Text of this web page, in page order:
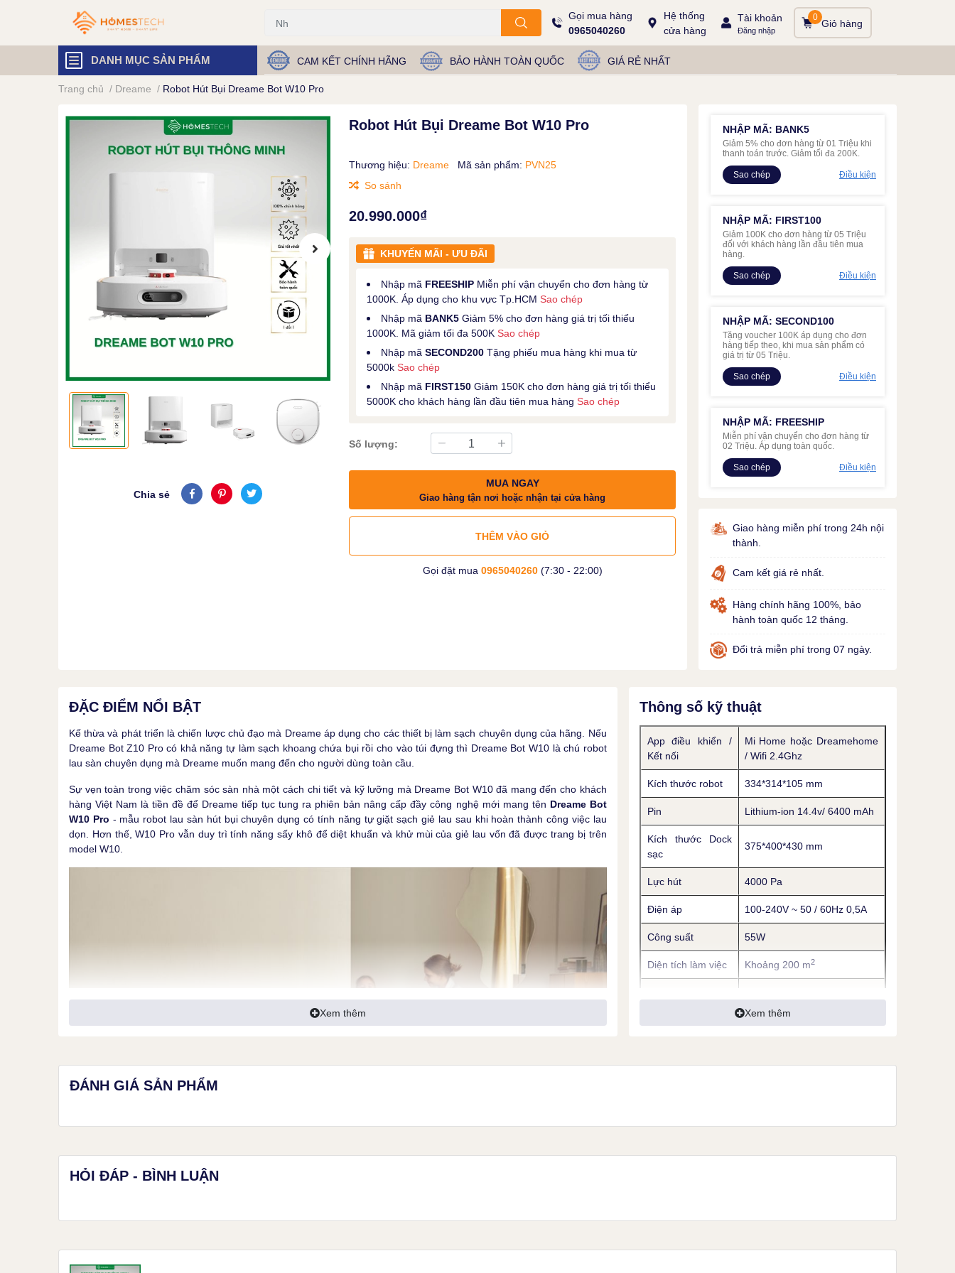
Gọi mua hàng
0965040260
Hệ thống
cửa hàng
Tài khoản
Đăng nhập
Giỏ hàng
0
DANH MỤC SẢN PHẨM CAM KẾT CHÍNH HÃNG BẢO HÀNH TOÀN QUỐC GIÁ RẺ NHẤT
Trang chủ / Dreame / Robot Hút Bụi Dreame Bot W10 Pro
Chia sẻ
Robot Hút Bụi Dreame Bot W10 Pro
Thương hiệu: Dreame Mã sản phẩm: PVN25
So sánh
20.990.000₫
KHUYẾN MÃI - ƯU ĐÃI
Nhập mã FREESHIP Miễn phí vận chuyển cho đơn hàng từ
1000K. Áp dụng cho khu vực Tp.HCMSao chép
Nhập mã BANK5 Giảm 5% cho đơn hàng giá trị tối thiểu
1000K. Mã giảm tối đa 500KSao chép
Nhập mãSECOND200 Tặng phiếu mua hàng khi mua từ
5000kSao chép
Nhập mã FIRST150 Giảm 150K cho đơn hàng giá trị tối thiểu
5000K cho khách hàng lần đầu tiên mua hàngSao chép
Số lượng:
MUA NGAY
Giao hàng tận nơi hoặc nhận tại cửa hàng
THÊM VÀO GIỎ
Gọi đặt mua 0965040260(7:30 - 22:00)
NHẬP MÃ: BANK5
Giảm 5% cho đơn hàng từ 01 Triệu khi
thanh toán trước. Giảm tối đa 200K.
Sao chép
Điều kiện
NHẬP MÃ: FIRST100
Giảm 100K cho đơn hàng từ 05 Triệu
đối với khách hàng lần đầu tiên mua
hàng.
Sao chép
Điều kiện
NHẬP MÃ: SECOND100
Tặng voucher 100K áp dụng cho đơn
hàng tiếp theo, khi mua sản phẩm có
giá trị từ 05 Triệu.
Sao chép
Điều kiện
NHẬP MÃ: FREESHIP
Miễn phí vận chuyển cho đơn hàng từ
02 Triệu. Áp dụng toàn quốc.
Sao chép
Điều kiện
Giao hàng miễn phí trong 24h nội
thành.
Cam kết giá rẻ nhất.
Hàng chính hãng 100%, bảo
hành toàn quốc 12 tháng.
Đổi trả miễn phí trong 07 ngày.
ĐẶC ĐIỂM NỔI BẬT
Kế thừa và phát triển là chiến lược chủ đạo mà Dreame áp dụng cho các thiết bị làm sạch chuyên dụng của hãng. Nếu
Dreame Bot Z10 Pro có khả năng tự làm sạch khoang chứa bụi rồi cho vào túi đựng thì Dreame Bot W10 là chú robot
lau sàn chuyên dụng mà Dreame muốn mang đến cho người dùng toàn cầu.
Sự vẹn toàn trong việc chăm sóc sàn nhà một cách chi tiết và kỹ lưỡng mà Dreame Bot W10 đã mang đến cho khách
hàng Việt Nam là tiền đề để Dreame tiếp tục tung ra phiên bản nâng cấp đầy công nghệ mới mang tên Dreame Bot
W10 Pro - mẫu robot lau sàn hút bụi chuyên dụng có tính năng tự giặt sạch giẻ lau sau khi hoàn thành công việc lau
dọn. Hơn thế, W10 Pro vẫn duy trì tính năng sấy khô để diệt khuẩn và khử mùi của giẻ lau vốn đã được trang bị trên
model W10.
Lực hút
Xem thêm
Thông số kỹ thuật
App điều khiển /
Kết nối
Mi Home hoặc Dreamehome
/ Wifi 2.4Ghz
Kích thước robot 334*314*105 mm
Pin Lithium-ion 14.4v/ 6400 mAh
Kích thước Dock
sạc
375*400*430 mm
Lực hút 4000 Pa
Điện áp 100-240V ~ 50 / 60Hz 0,5A
Công suất 55W
Diện tích làm việc Khoảng 200 m2
4L
4L
Xem thêm
ĐÁNH GIÁ SẢN PHẨM
HỎI ĐÁP - BÌNH LUẬN